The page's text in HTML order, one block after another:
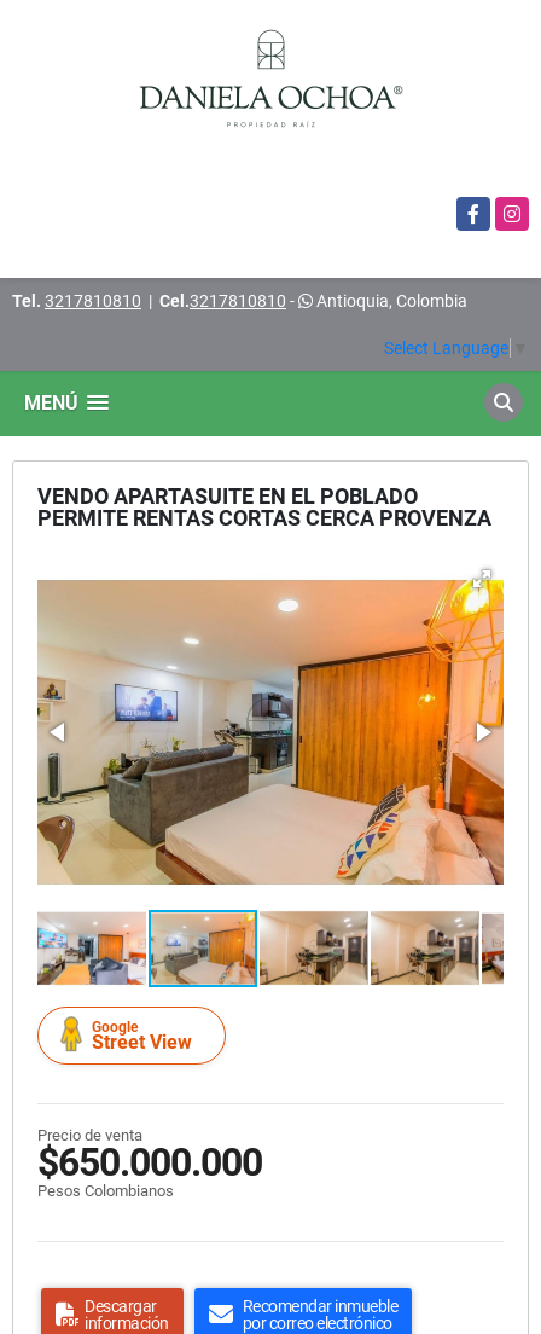
Facebook
Tel. 3217810810 | Cel.3217810810 - Antioquia, Colombia
Select Language
MENÚ
VENDO APARTASUITE EN EL POBLADO
PERMITE RENTAS CORTAS CERCA PROVENZA
Google
Street View
Precio de venta
$650.000.000
Pesos Colombianos
Descargar
información
Recomendar inmueble
por correo electrónico